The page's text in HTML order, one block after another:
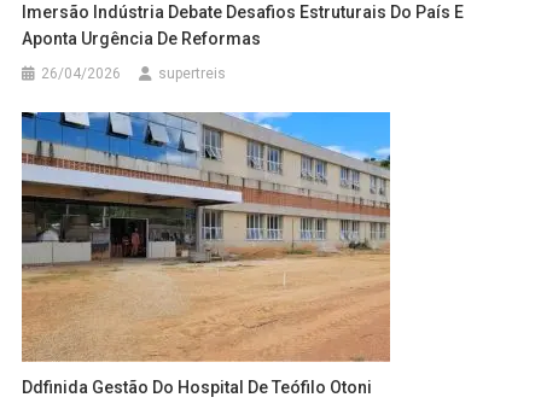
Imersão Indústria Debate Desafios Estruturais Do País E
Aponta Urgência De Reformas
26/04/2026 supertreis
Ddfinida Gestão Do Hospital De Teófilo Otoni